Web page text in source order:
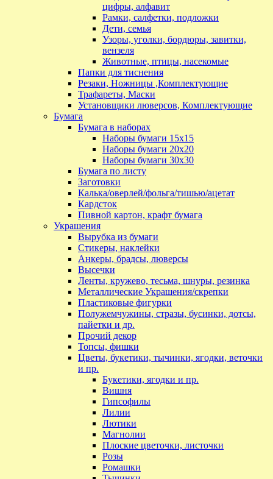
цифры, алфавит
Рамки, салфетки, подложки
Дети, семья
Узоры, уголки, бордюры, завитки,
вензеля
Животные, птицы, насекомые
Папки для тиснения
Резаки, Ножницы ,Комплектующие
Трафареты, Маски
Установщики люверсов, Комплектующие
Бумага
Бумага в наборах
Наборы бумаги 15х15
Наборы бумаги 20х20
Наборы бумаги 30х30
Бумага по листу
Заготовки
Калька/оверлей/фольга/тишью/ацетат
Кардсток
Пивной картон, крафт бумага
Украшения
Вырубка из бумаги
Стикеры, наклейки
Анкеры, брадсы, люверсы
Высечки
Ленты, кружево, тесьма, шнуры, резинка
Металлические Украшения/скрепки
Пластиковые фигурки
Полужемчужины, стразы, бусинки, дотсы,
пайетки и др.
Прочий декор
Топсы, фишки
Цветы, букетики, тычинки, ягодки, веточки
и пр.
Букетики, ягодки и пр.
Вишня
Гипсофилы
Лилии
Лютики
Магнолии
Плоские цветочки, листочки
Розы
Ромашки